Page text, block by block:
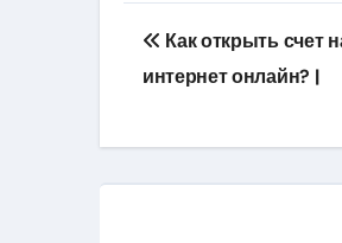
Навигация
по
Как открыть счет
интернет онлайн? |